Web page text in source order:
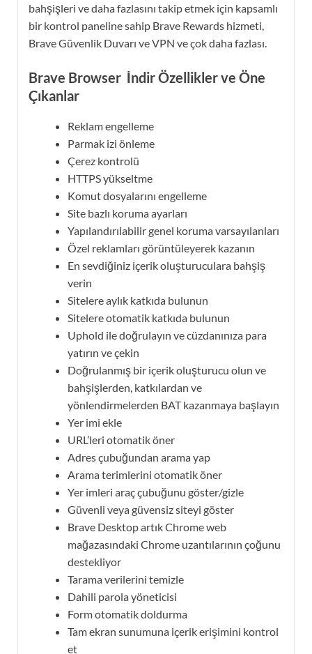
bahşişleri ve daha fazlasını takip etmek için kapsamlı
bir kontrol paneline sahip Brave Rewards hizmeti,
Brave Güvenlik Duvarı ve VPN ve çok daha fazlası.
Brave Browser İndir Özellikler ve Öne
Çıkanlar
Reklam engelleme
Parmak izi önleme
Çerez kontrolü
HTTPS yükseltme
Komut dosyalarını engelleme
Site bazlı koruma ayarları
Yapılandırılabilir genel koruma varsayılanları
Özel reklamları görüntüleyerek kazanın
En sevdiğiniz içerik oluşturuculara bahşiş
verin
Sitelere aylık katkıda bulunun
Sitelere otomatik katkıda bulunun
Uphold ile doğrulayın ve cüzdanınıza para
yatırın ve çekin
Doğrulanmış bir içerik oluşturucu olun ve
bahşişlerden, katkılardan ve
yönlendirmelerden BAT kazanmaya başlayın
Yer imi ekle
URL’leri otomatik öner
Adres çubuğundan arama yap
Arama terimlerini otomatik öner
Yer imleri araç çubuğunu göster/gizle
Güvenli veya güvensiz siteyi göster
Brave Desktop artık Chrome web
mağazasındaki Chrome uzantılarının çoğunu
destekliyor
Tarama verilerini temizle
Dahili parola yöneticisi
Form otomatik doldurma
Tam ekran sunumuna içerik erişimini kontrol
et